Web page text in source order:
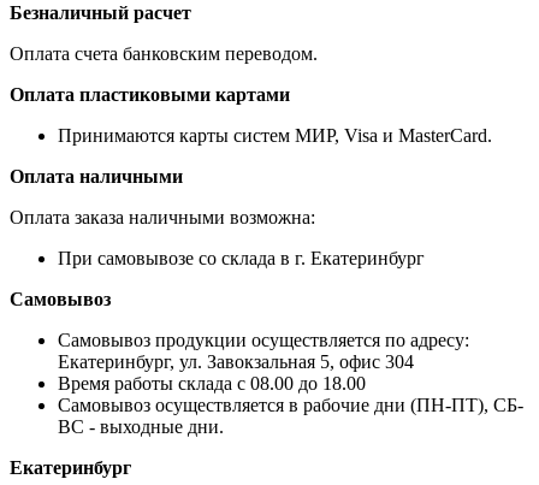
Безналичный расчет
Оплата счета банковским переводом.
Оплата пластиковыми картами
Принимаются карты систем МИР, Visa и MasterCard.
Оплата наличными
Оплата заказа наличными возможна:
При самовывозе со склада в г. Екатеринбург
Самовывоз
Самовывоз продукции осуществляется по адресу:
Екатеринбург, ул. Завокзальная 5, офис 304
Время работы склада с 08.00 до 18.00
Самовывоз осуществляется в рабочие дни (ПН-ПТ), СБ-
ВС - выходные дни.
Екатеринбург